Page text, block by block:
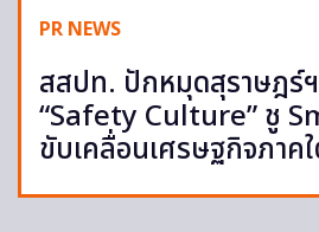
PR NEWS
สสปท. ปักหมุดสุราษฎร์
“Safety Culture” ชู
ขับเคลื่อนเศรษฐกิจภาค